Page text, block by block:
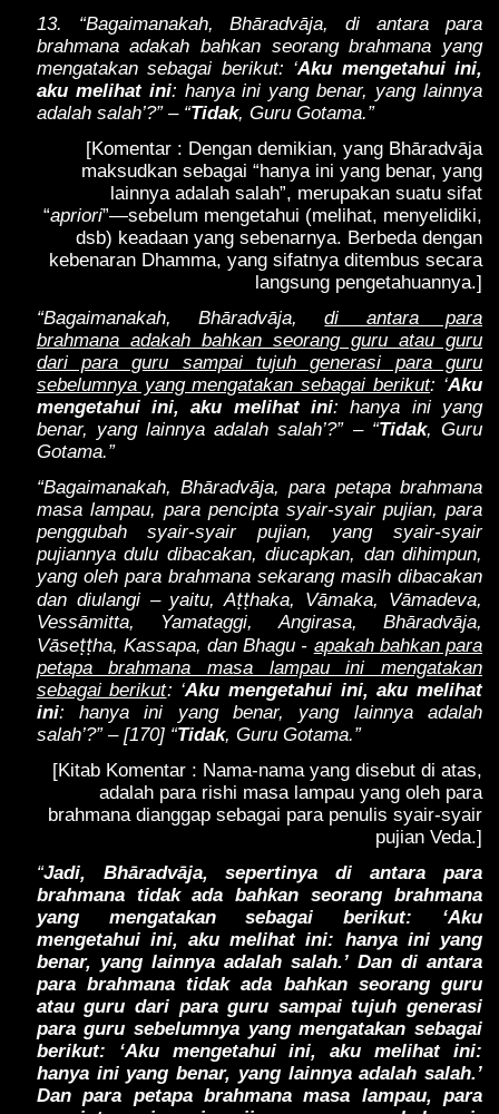
13. “Bagaimanakah, Bhāradvāja, di antara para
brahmana adakah bahkan seorang brahmana yang
mengatakan sebagai berikut: ‘Aku mengetahui ini,
aku melihat ini: hanya ini yang benar, yang lainnya
adalah salah’?” – “Tidak, Guru Gotama.”
[Komentar : Dengan demikian, yang Bhāradvāja
maksudkan sebagai “hanya ini yang benar, yang
lainnya adalah salah”, merupakan suatu sifat
“apriori”—sebelum mengetahui (melihat, menyelidiki,
dsb) keadaan yang sebenarnya. Berbeda dengan
kebenaran Dhamma, yang sifatnya ditembus secara
langsung pengetahuannya.]
“Bagaimanakah, Bhāradvāja,di antara para
brahmana adakah bahkan seorang guru atau guru
dari para guru sampai tujuh generasi para guru
sebelumnya yang mengatakan sebagai berikut: ‘Aku
mengetahui ini, aku melihat ini: hanya ini yang
benar, yang lainnya adalah salah’?” – “Tidak, Guru
Gotama.”
“Bagaimanakah, Bhāradvāja, para petapa brahmana
masa lampau, para pencipta syair-syair pujian, para
penggubah syair-syair pujian, yang syair-syair
pujiannya dulu dibacakan, diucapkan, dan dihimpun,
yang oleh para brahmana sekarang masih dibacakan
dan diulangi – yaitu, Aṭṭhaka, Vāmaka, Vāmadeva,
Vessāmitta, Yamataggi, Angirasa, Bhāradvāja,
Vāseṭṭha, Kassapa, dan Bhagu - apakah bahkan para
petapa brahmana masa lampau ini mengatakan
sebagai berikut: ‘Aku mengetahui ini, aku melihat
ini: hanya ini yang benar, yang lainnya adalah
salah’?” – [170] “Tidak, Guru Gotama.”
[Kitab Komentar : Nama-nama yang disebut di atas,
adalah para rishi masa lampau yang oleh para
brahmana dianggap sebagai para penulis syair-syair
pujian Veda.]
“Jadi, Bhāradvāja, sepertinya di antara para
brahmana tidak ada bahkan seorang brahmana
yang mengatakan sebagai berikut: ‘Aku
mengetahui ini, aku melihat ini: hanya ini yang
benar, yang lainnya adalah salah.’ Dan di antara
para brahmana tidak ada bahkan seorang guru
atau guru dari para guru sampai tujuh generasi
para guru sebelumnya yang mengatakan sebagai
berikut: ‘Aku mengetahui ini, aku melihat ini:
hanya ini yang benar, yang lainnya adalah salah.’
Dan para petapa brahmana masa lampau, para